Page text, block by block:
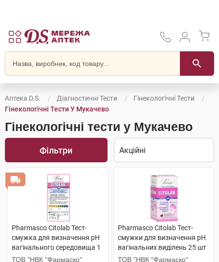
Аптека D.S. Діагностичні Тести
Гінекологічні Тести
Гінекологічні Тести У Мукачево
Гінекологічні тести у Мукачево
Фільтри
Pharmasco Citolab Тест-
смужка для визначення pH
вагінального середовища 1
шт
ТОВ "НВК "Фармаско"
Pharmasco Citolab Тест-
смужки для визначення pH
вагінальних виділень 25 шт
ТОВ "НВК "Фармаско"